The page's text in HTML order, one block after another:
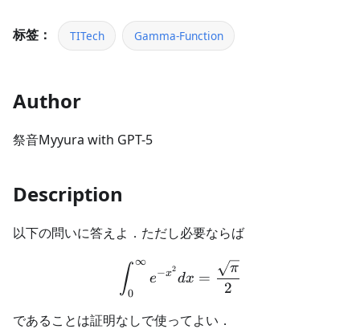
标签： TITech Gamma-Function
Author
祭音Myyura with GPT-5
Description
以下の問いに答えよ．ただし必要ならば
\int_0^{\infty} e^{-
∫0
∞
e−x2
dx =
2
π
であることは証明なしで使ってよい．